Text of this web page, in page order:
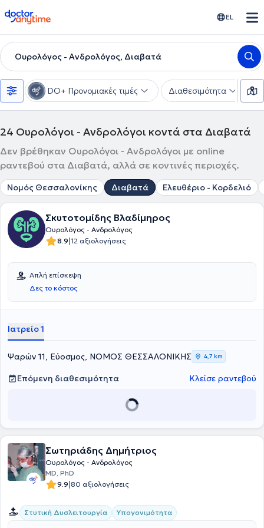
doctoranytime EL
Ουρολόγος - Ανδρολόγος, Διαβατά
DO+ Προνομιακές τιμές Διαθεσιμότητα
24 Ουρολόγοι - Ανδρολόγοι κοντά στα Διαβατά
Δεν βρέθηκαν Ουρολόγοι - Ανδρολόγοι με online
ραντεβού στα Διαβατά, αλλά σε κοντινές περιοχές.
Νομός Θεσσαλονίκης Διαβατά Ελευθέριο - Κορδελιό
Σκυτοτομίδης Βλαδίμηρος
Ουρολόγος - Ανδρολόγος
8.9|12 αξιολογήσεις
Απλή επίσκεψη
Δες το κόστος
Ιατρείο 1
Ψαρών 11, Εύοσμος, ΝΟΜΟΣ ΘΕΣΣΑΛΟΝΙΚΗΣ 4,7 km
Επόμενη διαθεσιμότητα Κλείσε ραντεβού
Σωτηριάδης Δημήτριος
Ουρολόγος - Ανδρολόγος
MD, PhD
9.9|80 αξιολογήσεις
Στυτική Δυσλειτουργία Υπογονιμότητα